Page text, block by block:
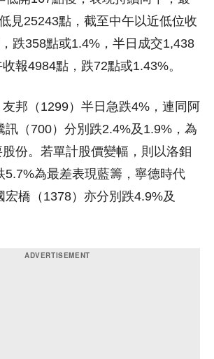
見25243點，截至中午以近低位收
跌358點或1.4%，半日成交1,438
報4984點，跌72點或1.43%。
邦（1299）半日急跌4%，連同阿
訊（700）分別跌2.4%及1.9%，為
份。若單計股價變幅，則以洛鉬
5.7%為最差表現藍籌，寧德時代
宏橋（1378）亦分別跌4.9%及